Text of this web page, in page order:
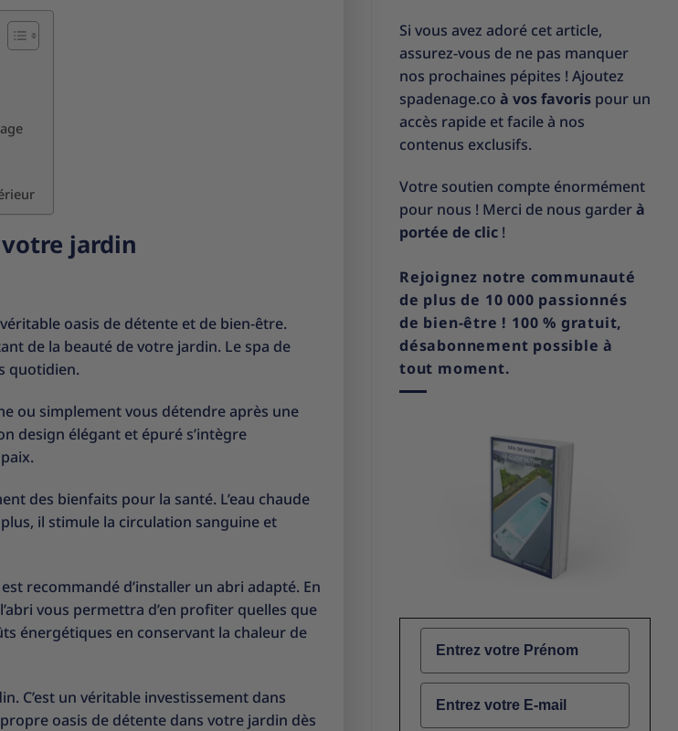
jardin
oasis de détente et de bien-être.
de la beauté de votre jardin. Le spa de
quotidien.
ou simplement vous détendre après une
design élégant et épuré s’intègre
des bienfaits pour la santé. L’eau chaude
il stimule la circulation sanguine et
recommandé d’installer un abri adapté. En
vous permettra d’en profiter quelles que
énergétiques en conservant la chaleur de
C’est un véritable investissement dans
oasis de détente dans votre jardin dès
Si vous avez adoré cet article,
assurez-vous de ne pas manquer
nos prochaines pépites ! Ajoutez
spadenage.co à vos favoris pour un
accès rapide et facile à nos
contenus exclusifs.
Votre soutien compte énormément
pour nous ! Merci de nous garderà
portée de clic !
Rejoignez notre communauté
de plus de 10 000 passionnés
de bien-être ! 100 % gratuit,
désabonnement possible à
tout moment.
Name
Email